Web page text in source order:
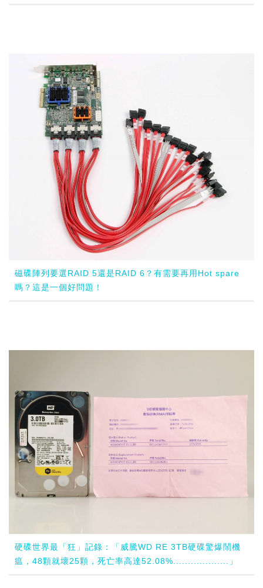
磁碟陣列要選RAID 5還是RAID 6？有需要再用Hot spare
嗎？這是一個好問題！
硬碟世界最「狂」記錄：「威騰WD RE 3TB硬碟驚爆鬧機
瘟，48顆就壞25顆，死亡率高達52.08%...................」